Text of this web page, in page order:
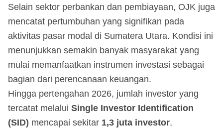
Selain sektor perbankan dan pembiayaan, OJK juga
mencatat pertumbuhan yang signifikan pada
aktivitas pasar modal di Sumatera Utara. Kondisi ini
menunjukkan semakin banyak masyarakat yang
mulai memanfaatkan instrumen investasi sebagai
bagian dari perencanaan keuangan.
Hingga pertengahan 2026, jumlah investor yang
tercatat melalui Single Investor Identification
(SID) mencapai sekitar 1,3 juta investor,